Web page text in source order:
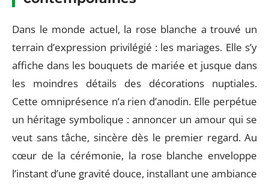
Dans le monde actuel, la rose blanche a trouvé un
terrain d’expression privilégié : les mariages. Elle s’y
affiche dans les bouquets de mariée et jusque dans
les moindres détails des décorations nuptiales.
Cette omniprésence n’a rien d’anodin. Elle perpétue
un héritage symbolique : annoncer un amour qui se
veut sans tâche, sincère dès le premier regard. Au
cœur de la cérémonie, la rose blanche enveloppe
l’instant d’une gravité douce, installant une ambiance